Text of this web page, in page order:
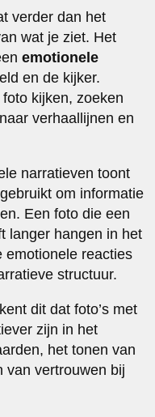
verder dan het
wat je ziet. Het
emotionele
en de kijker.
kijken, zoeken
verhaallijnen en
narratieven toont
om informatie
Een foto die een
langer hangen in het
emotionele reacties
structuur.
dit dat foto’s met
zijn in het
het tonen van
van vertrouwen bij